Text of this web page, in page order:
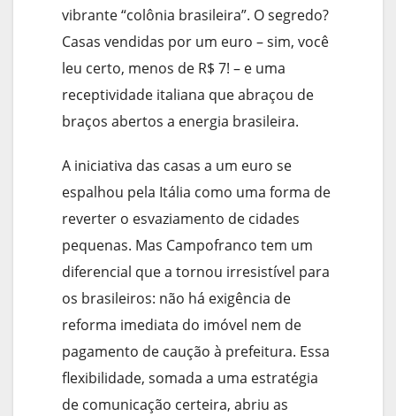
vibrante “colônia brasileira”. O segredo?
Casas vendidas por um euro – sim, você
leu certo, menos de R$ 7! – e uma
receptividade italiana que abraçou de
braços abertos a energia brasileira.
A iniciativa das casas a um euro se
espalhou pela Itália como uma forma de
reverter o esvaziamento de cidades
pequenas. Mas Campofranco tem um
diferencial que a tornou irresistível para
os brasileiros: não há exigência de
reforma imediata do imóvel nem de
pagamento de caução à prefeitura. Essa
flexibilidade, somada a uma estratégia
de comunicação certeira, abriu as